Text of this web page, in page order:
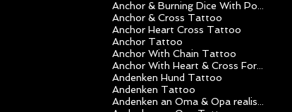
Anchor & Cross Tattoo
Anchor Heart Cross Tattoo
Anchor Tattoo
Anchor With Chain Tattoo
Andenken Hund Tattoo
Andenken Tattoo